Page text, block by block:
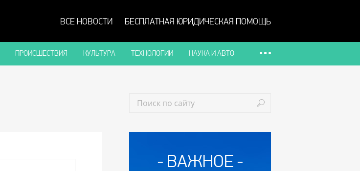
ВСЕ НОВОСТИ БЕСПЛАТНАЯ ЮРИДИЧЕСКАЯ ПОМОЩЬ
ПРОИСШЕСТВИЯ КУЛЬТУРА ТЕХНОЛОГИИ НАУКА И АВТО
ВАЖНОЕ